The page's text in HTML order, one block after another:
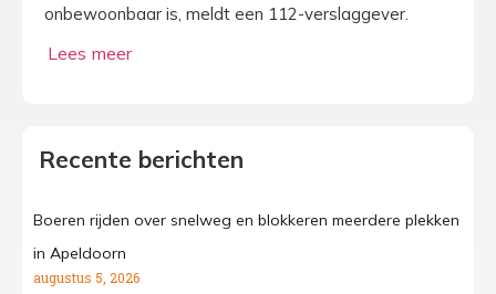
onbewoonbaar is, meldt een 112-verslaggever.
Recente berichten
Boeren rijden over snelweg en blokkeren meerdere plekken
in Apeldoorn
augustus 5, 2026